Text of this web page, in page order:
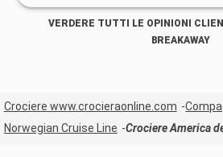
VERDERE TUTTI LE OPINIONI
BREAKAWAY
Crociere www.crocieraonline.com
Norwegian Cruise Line
Crociere America